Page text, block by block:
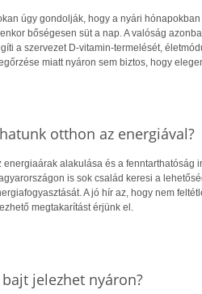
úgy gondolják, hogy a nyári
bőségesen süt a nap. A valóság
a szervezet D-vitamin-termelését,
miatt nyáron sem biztos, hogy
otthon az energiával?
energiaárak alakulása és a fenntarthatóság
is sok család keresi a
A jó hír az, hogy nem
megtakarítást érjünk el.
jelezhet nyáron?